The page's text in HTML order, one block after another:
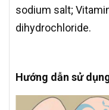
sodium salt;
dihydrochloride.
Hướng dẫn sử